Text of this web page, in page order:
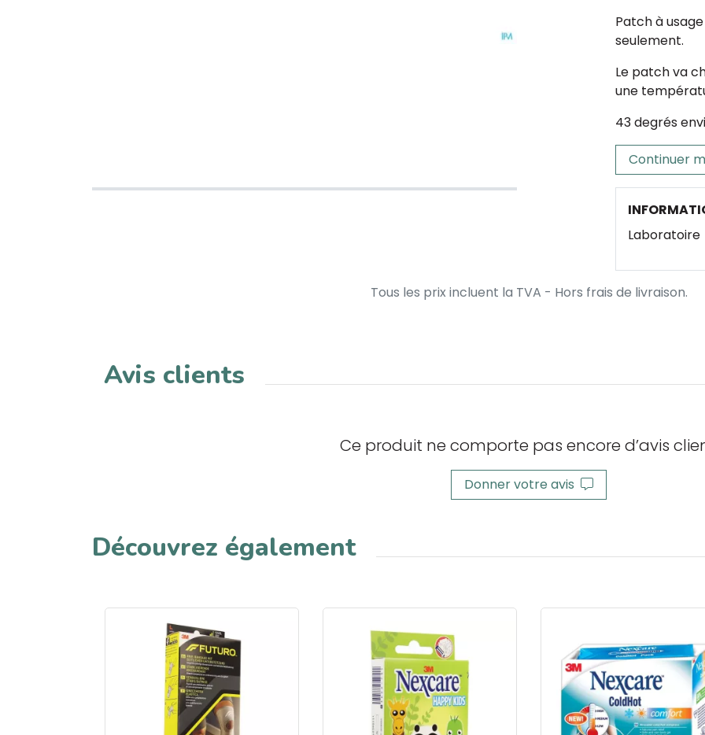
Patch à
seulement.
Le patch va
une
43 degrés
Continuer
Laboratoire
Tous les prix incluent la TVA - Hors frais de livraison.
Avis clients
Ce produit ne comporte pas encore d’avis
Donner votre avis
Découvrez également